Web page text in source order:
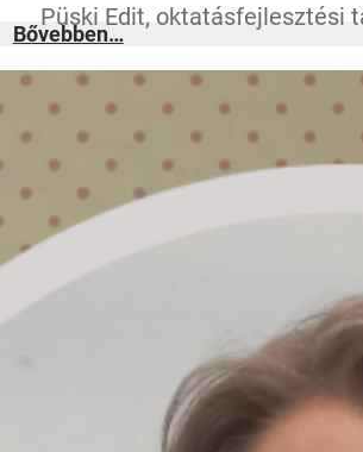
Püski Edit, oktatásfejlesztési
Bővebben…:
Tapasztalati
úton
tanulás
–avagy
finn
mintára
„Learniny